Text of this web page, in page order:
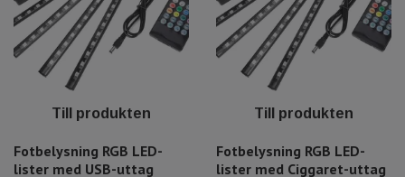
Till produkten
Fotbelysning RGB LED-
lister med USB-uttag
Till produkten
Fotbelysning RGB LED-
lister med Ciggaret-uttag